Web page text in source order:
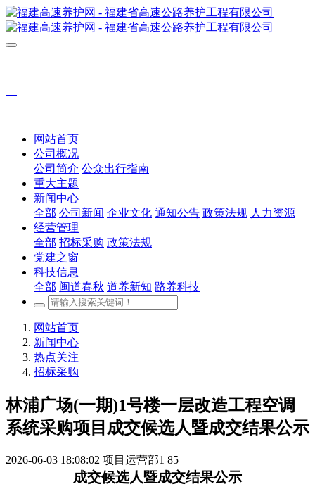
网站首页
公司概况
公司简介 公众出行指南
重大主题
新闻中心
全部 公司新闻 企业文化 通知公告 政策法规 人力资源
经营管理
全部 招标采购 政策法规
党建之窗
科技信息
全部 闽道春秋 道养新知 路养科技
网站首页
新闻中心
热点关注
招标采购
林浦广场(一期)1号楼一层改造工程空调
系统采购项目成交候选人暨成交结果公示
2026-06-03 18:08:02 项目运营部1 85
成交候选人暨成交结果公示